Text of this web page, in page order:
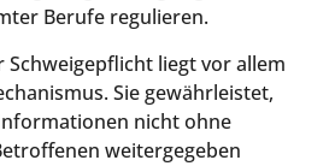
Berufe regulieren.
Schweigepflicht liegt vor allem
Sie gewährleistet,
nicht ohne
weitergegeben